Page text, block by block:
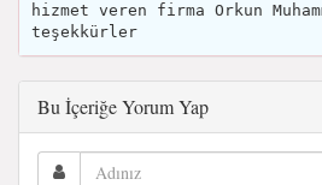
hizmet veren firma Orkun
teşekkürler
Bu İçeriğe Yorum Yap